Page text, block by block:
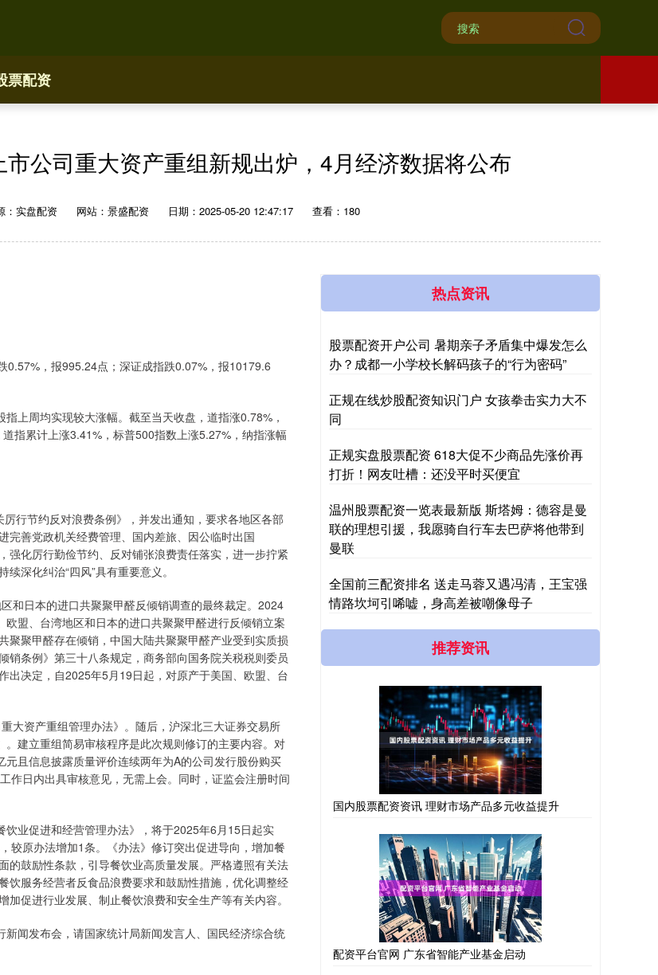
票配资
公司重大资产重组新规出炉，4月经济数据将公布
：实盘配资 网站：景盛配资 日期：2025-05-20 12:47:17 查看：180
，报995.24点；深证成指跌0.07%，报10179.6
周均实现较大涨幅。截至当天收盘，道指涨0.78%，
指累计上涨3.41%，标普500指数上涨5.27%，纳指涨幅
节约反对浪费条例》，并发出通知，要求各地区各部
完善党政机关经费管理、国内差旅、因公临时出国
强化厉行勤俭节约、反对铺张浪费责任落实，进一步拧紧
深化纠治“四风”具有重要意义。
日本的进口共聚聚甲醛反倾销调查的最终裁定。2024
盟、台湾地区和日本的进口共聚聚甲醛进行反倾销立案
聚甲醛存在倾销，中国大陆共聚聚甲醛产业受到实质损
条例》第三十八条规定，商务部向国务院关税税则委员
出决定，自2025年5月19日起，对原产于美国、欧盟、台
资产重组管理办法》。随后，沪深北三大证券交易所
建立重组简易审核程序是此次规则修订的主要内容。对
且信息披露质量评价连续两年为A的公司发行股份购买
作日内出具审核意见，无需上会。同时，证监会注册时间
业促进和经营管理办法》，将于2025年6月15日起实
较原办法增加1条。《办法》修订突出促进导向，增加餐
的鼓励性条款，引导餐饮业高质量发展。严格遵照有关法
饮服务经营者反食品浪费要求和鼓励性措施，优化调整经
促进行业发展、制止餐饮浪费和安全生产等有关内容。
闻发布会，请国家统计局新闻发言人、国民经济综合统
热点资讯
股票配资开户公司 暑期亲子矛盾集中爆发怎么
办？成都一小学校长解码孩子的“行为密码”
正规在线炒股配资知识门户 女孩拳击实力大不
同
正规实盘股票配资 618大促不少商品先涨价再
打折！网友吐槽：还没平时买便宜
温州股票配资一览表最新版 斯塔姆：德容是曼
联的理想引援，我愿骑自行车去巴萨将他带到
曼联
全国前三配资排名 送走马蓉又遇冯清，王宝强
情路坎坷引唏嘘，身高差被嘲像母子
推荐资讯
国内股票配资资讯 理财市场产品多元收益提升
配资平台官网 广东省智能产业基金启动